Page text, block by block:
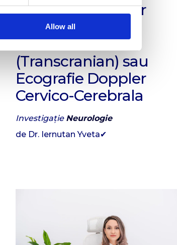
Allow all
Ecografie Doppler
Extracranian și
Intracranian
(Transcranian) sau
Ecografie Doppler
Cervico-Cerebrala
Investigație Neurologie
de Dr. Iernutan Yveta✔